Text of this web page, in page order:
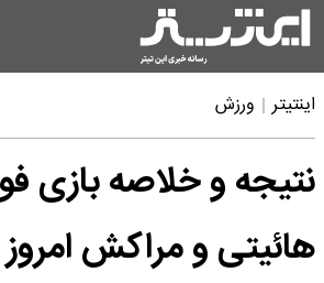
اینتیتر ورزش
نتیجه و خلاصه بازی
هائیتی و مراکش امروز ۴ تیر ۱۴۰۵